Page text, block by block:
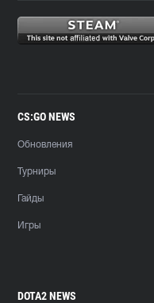
CS:GO NEWS
Обновления
Турниры
Гайды
Игры
DOTA2 NEWS